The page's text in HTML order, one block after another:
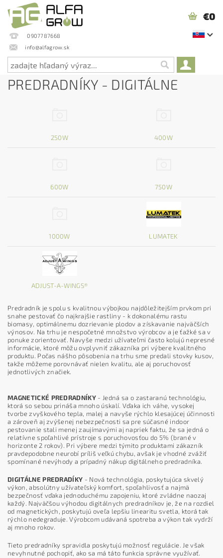
0907787668
info@alfagrow.sk
€0
PREDRADNÍKY - DIGITÁLNE
250W 400W
600W 750W
1000W LUMATEK
ADJUST-A-WINGS®
Predradník je spolu s kvalitnou výbojkou najdôležitejším prvkom pri
snahe pestovať čo najkrajšie rastliny - k dokonalému rastu
biomasy, optimálnemu dozrievanie plodov a získavanie najväčších
výnosov. Na trhu je nespočetné množstvo výrobcov a je ťažké sa v
ponuke zorientovať. Navyše medzi užívateľmi často kolujú nepresné
informácie, ktoré môžu ovplyvniť zákazníka pri výbere kvalitného
produktu. Počas nášho pôsobenia na trhu sme predali stovky kusov,
takže môžeme porovnávať nielen kvalitu, ale aj poruchovosť
jednotlivých značiek.
MAGNETICKÉ PREDRADNÍKY - Jedná sa o zastaranú technológiu,
ktorá so sebou prináša mnoho úskalí. Vďaka ich váhe, vysokej
tvorbe zvyškového tepla, malej a navyše rýchlo klesajúcej účinnosti
a zároveň aj zvýšenej nebezpečnosti sa pre súčasné indoor
pestovanie stali menej zaujímavými aj napriek faktu, že sa jedná o
relatívne spoľahlivé prístroje s poruchovosťou do 5% (brané v
horizonte 2 rokov). Pri výbere medzi týmito produktami zákazník
pravdepodobne neurobí príliš veľkú chybu, avšak je vhodné zvážiť
spomínané nevýhody a prípadný nákup digitálneho predradníka.
DIGITÁLNE PREDRADÍKY - Nová technológia, poskytujúca skvelý
výkon, absolútny užívateľský komfort, spoľahlivosť a najmä
bezpečnosť vďaka jednoduchému zapojeniu, ktoré zvládne naozaj
každý. Najväčšou výhodou digitálnych predradníkov je, že na rozdiel
od magnetických, poskytujú oveľa lepšiu linearitu svetla, ktorá tak
rýchlo nedegraduje. Výrobcom udávaná spotreba a výkon tak vydrží
aj mnoho rokov.
Tieto predradníky spravidla poskytujú možnosť regulácie. Je však
nevyhnutné pochopiť, ako sa má táto funkcia správne využívať.